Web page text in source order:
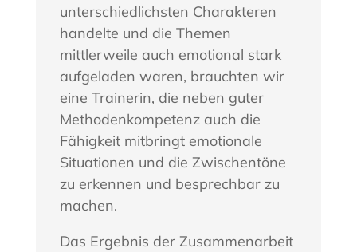
unterschiedlichsten Charakteren
handelte und die Themen
mittlerweile auch emotional stark
aufgeladen waren, brauchten wir
eine Trainerin, die neben guter
Methodenkompetenz auch die
Fähigkeit mitbringt emotionale
Situationen und die Zwischentöne
zu erkennen und besprechbar zu
machen.
Das Ergebnis der Zusammenarbeit